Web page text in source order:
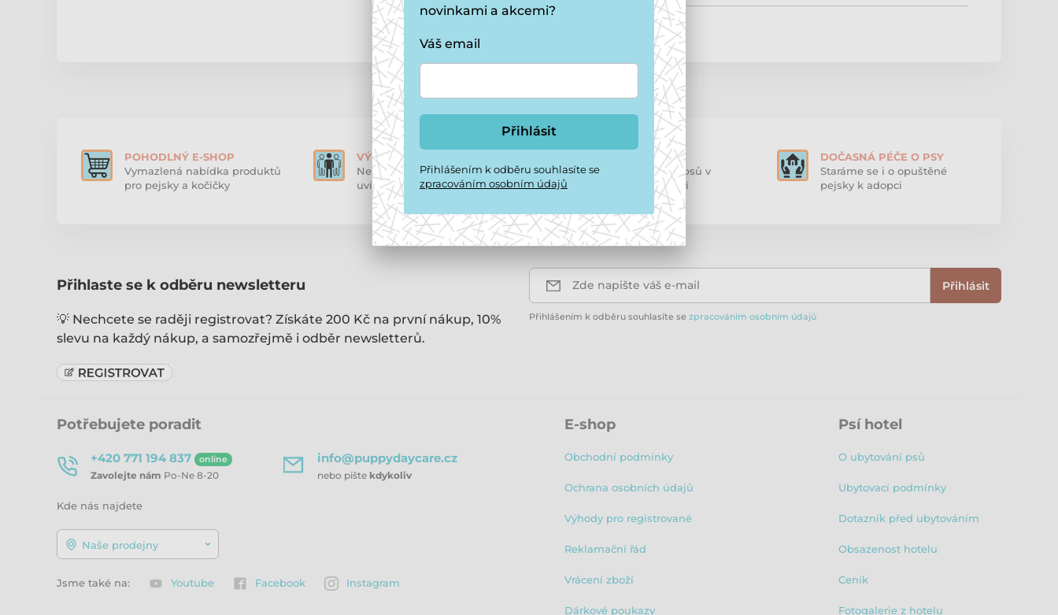
POHODLNÝ E-SHOP
Vymazlená nabídka produktů
pro pejsky a kočičky
VÝHODY REGISTRACE
Nenechte si ujít 150 Kč na
uvítanou a trvalou slevu 7%
HOTEL PRO PSY
Nabízíme hlídání psů v
domácím prostředí
DOČASNÁ PÉČE O PSY
Staráme se i o opuštěné
pejsky k adopci
Přihlaste se k odběru newsletteru
💡 Nechcete se raději registrovat? Získáte 200 Kč na první nákup, 10%
slevu na každý nákup, a samozřejmě i odběr newsletterů.
Zde napište váš e-mail Přihlásit
Přihlášením k odběru souhlasíte se zpracováním osobním údajů
Potřebujete poradit
+420 771 194 837 online
Zavolejte nám Po-Ne 8-20
info@puppydaycare.cz
nebo pište kdykoliv
Kde nás najdete
Naše prodejny
Jsme také na: Youtube Facebook Instagram
E-shop
Obchodní podmínky
Ochrana osobních údajů
Výhody pro registrované
Reklamační řád
Vrácení zboží
Dárkové poukazy
Psí hotel
O ubytování psů
Ubytovací podmínky
Dotazník před ubytováním
Obsazenost hotelu
Ceník
Fotogalerie z hotelu
novinkami a akcemi?
Váš email
Přihlásit
Přihlášením k odběru souhlasíte se
zpracováním osobním údajů